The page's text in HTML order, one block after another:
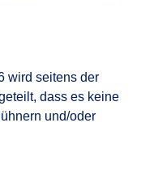
wird seitens der
dass es keine
und/oder